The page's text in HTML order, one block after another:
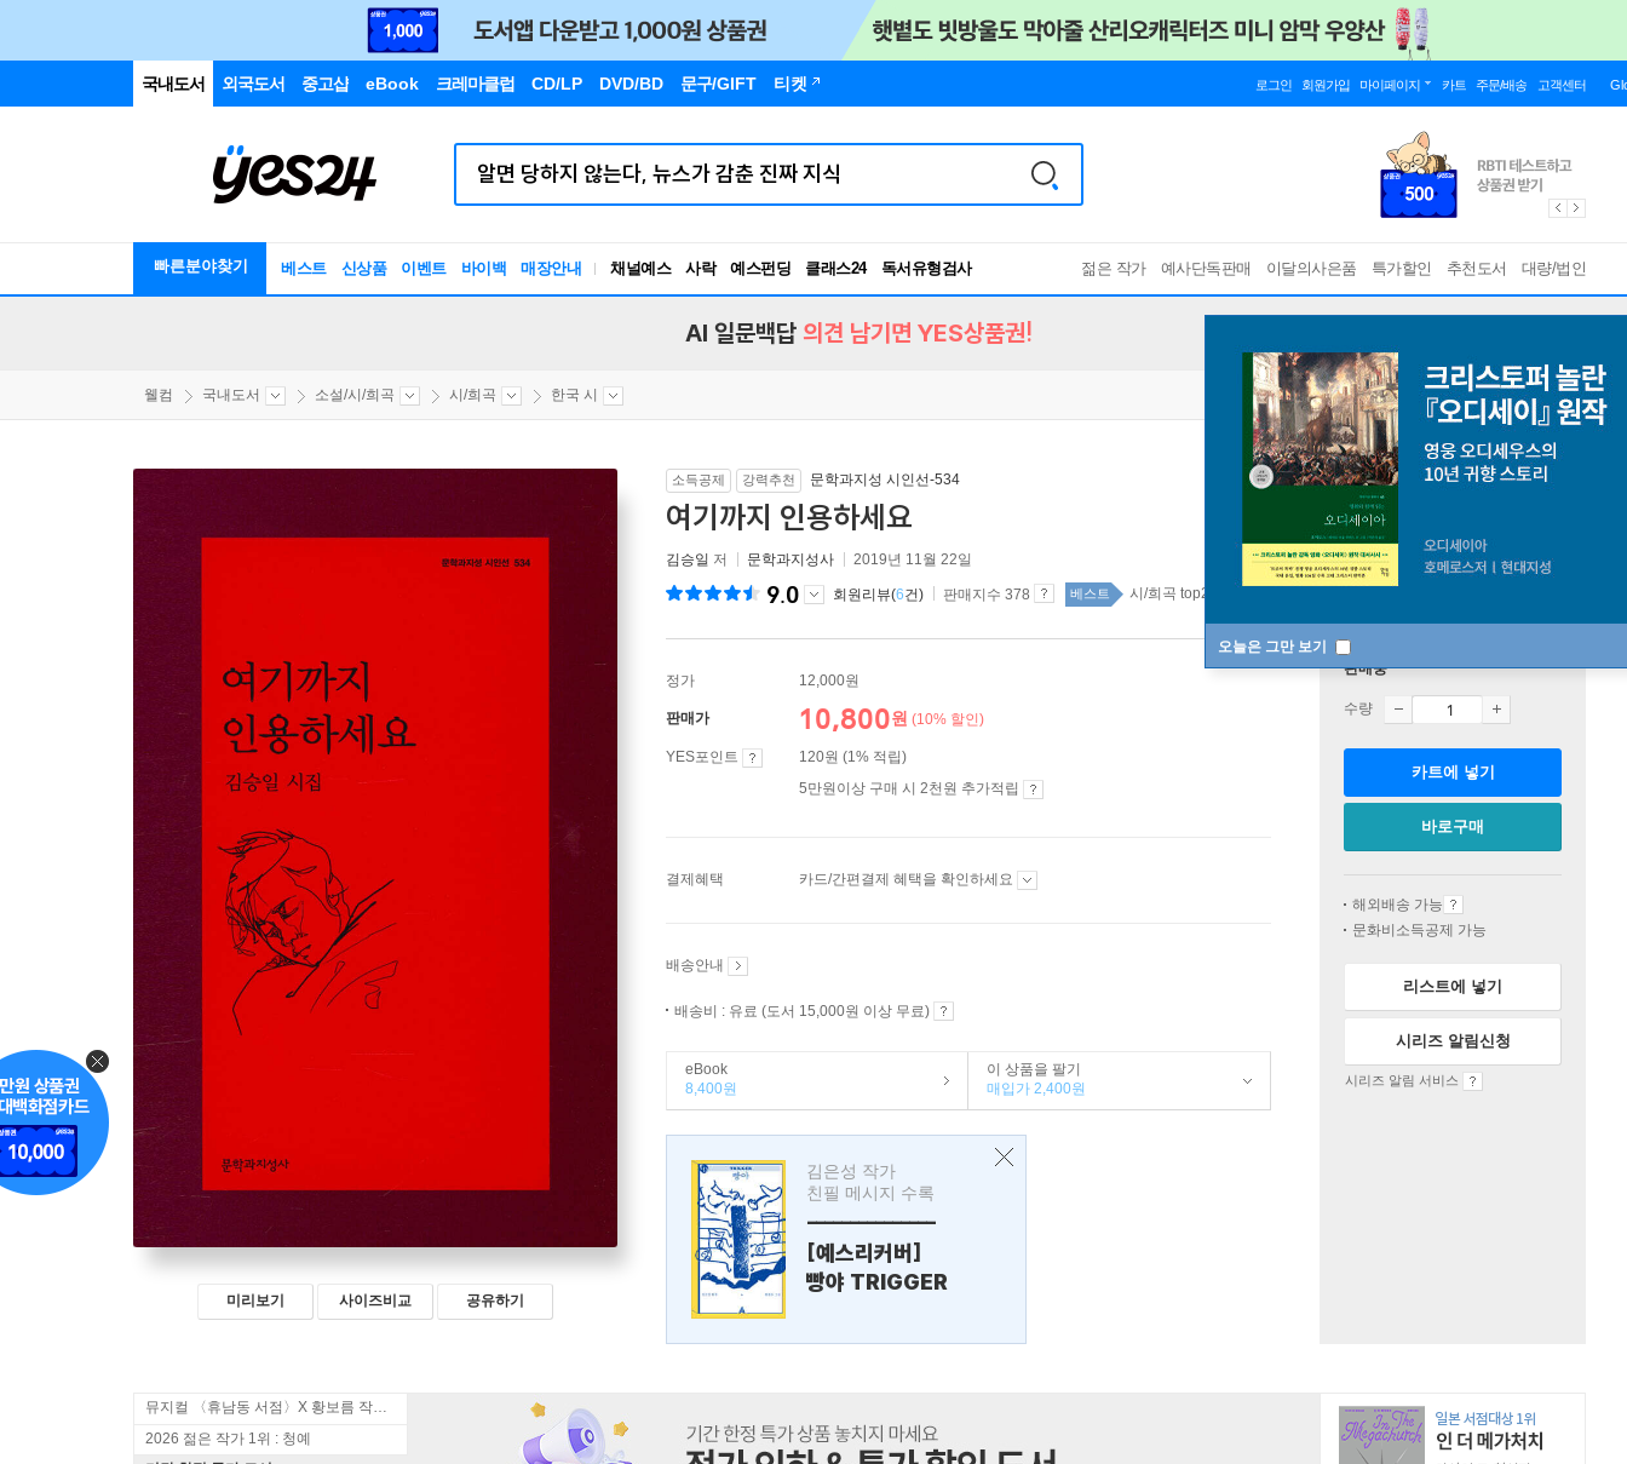
국내도서 외국도서 중고샵 eBook 크레마클럽 CD/LP DVD/BD 문구/GIFT 티켓 로그인 회원가입 마이페이지 카트 주문/배송 고객센터
빠른분야찾기 베스트 신상품 이벤트 바이백 매장안내 채널예스 사락 예스펀딩 클래스24
독서유형검사
RBTI Lab
젊은 작가 예사단독판매 이달의사은품 특가할인 추천도서 대량/법인
오늘은 그만 보기
AI 일문백답 의견 남기면 YES상품권!
웰컴 국내도서 소설/시/희곡 시/희곡 한국 시
미리보기 사이즈비교 공유하기
소득공제 강력추천 문학과지성 시인선-534
여기까지 인용하세요
김승일 저 문학과지성사 2019년 11월 22일
9.0 회원리뷰(6건) 판매지수 378 베스트 시/희곡 top20 2주
정가 12,000원
판매가 10,800원 (10% 할인)
YES포인트
120원 (1% 적립)
5만원이상 구매 시 2천원 추가적립
결제혜택 카드/간편결제 혜택을 확인하세요
배송안내
배송비 : 유료 (도서 15,000원 이상 무료)
eBook
8,400원
이 상품을 팔기
매입가 2,400원
김은성 작가
친필 메시지 수록
---------------
[예스리커버]
빵야 TRIGGER
판매중
수량
카트에 넣기
바로구매
해외배송 가능
문화비소득공제 가능
리스트에 넣기
시리즈 알림신청
시리즈 알림 서비스
뮤지컬 〈휴남동 서점〉X 황보름 작가 북토크
2026 젊은 작가 1위 : 청예